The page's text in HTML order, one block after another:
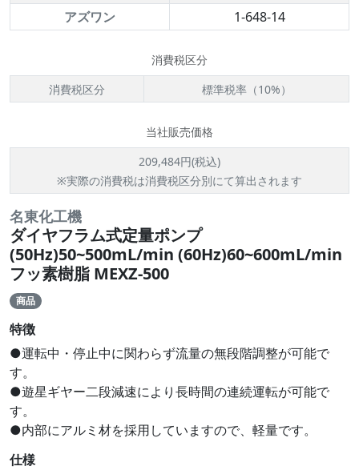
アズワン
1-648-14
消費税区分
消費税区分
標準税率（10%）
当社販売価格
209,484円(税込)
※実際の消費税は消費税区分別にて算出されます
名東化工機
ダイヤフラム式定量ポンプ
(50Hz)50~500mL/min (60Hz)60~600mL/min
フッ素樹脂 MEXZ-500
商品
特徴
●運転中・停止中に関わらず流量の無段階調整が可能で
す。
●遊星ギヤー二段減速により長時間の連続運転が可能で
す。
●内部にアルミ材を採用していますので、軽量です。
仕様